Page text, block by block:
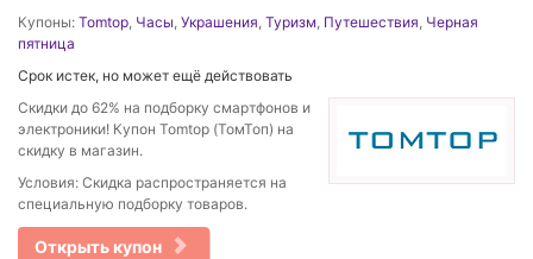
Купоны: Tomtop, Часы, Украшения, Туризм, Путешествия, Черная
пятница
Срок истек, но может ещё действовать
Скидки до 62% на подборку смартфонов и
электроники! Купон Tomtop (ТомТоп) на
скидку в магазин.
Условия: Скидка распространяется на
специальную подборку товаров.
Открыть купон